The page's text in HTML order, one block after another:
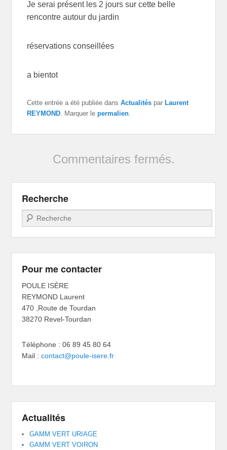
Je serai présent les 2 jours sur cette belle
rencontre autour du jardin
réservations conseillées
a bientot
Cette entrée a été publiée dansActualités parLaurent
REYMOND . Marquer lepermalien
Commentaires fermés.
Recherche
Recherche
Pour me contacter
POULE ISÈRE
REYMOND Laurent
470 ,Route de Tourdan
38270 Revel-Tourdan
Téléphone : 06 89 45 80 64
Mail :contact@poule-isere.fr
Actualités
GAMM VERT URIAGE
GAMM VERT VOIRON